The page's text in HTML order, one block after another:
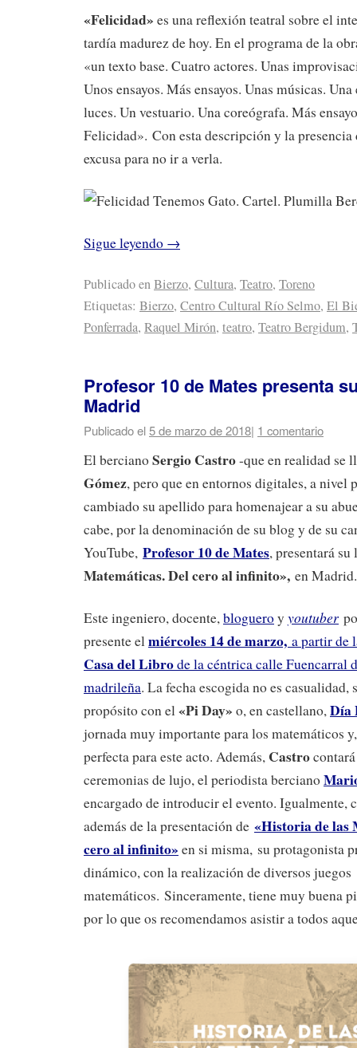
«Felicidad» es una reflexión teatral sobre el
tardía madurez de hoy. En el programa de la
«un texto base. Cuatro actores. Unas
Unos ensayos. Más ensayos. Unas músicas.
luces. Un vestuario. Una coreógrafa. Más
Felicidad». Con esta descripción y la presencia
excusa para no ir a verla.
Sigue leyendo →
Publicado enBierzo, Cultura, Teatro, Toreno
Etiquetas: Bierzo, Centro Cultural Río Selmo, El
Ponferrada, Raquel Mirón, teatro, Teatro Bergidum,
Profesor 10 de Mates presenta
Madrid
Publicado el5 de marzo de 2018| 1 comentario
El bercianoSergio Castro-que en realidad se
Gómez, pero que en entornos digitales, a nivel
cambiado su apellido para homenajear a su
cabe, por la denominación de su blog y de su
YouTube, Profesor 10 de Mates, presentará
Matemáticas. Del cero al infinito», en Madrid.
Este ingeniero, docente,blogueroy youtuber
presente elmiércoles 14 de marzo, a partir de
Casa del Librode la céntrica calle Fuencarral
madrileña. La fecha escogida no es
propósito con el«Pi Day» o, en castellano,Día
jornada muy importante para los matemáticos
perfecta para este acto. Además, Castro
ceremonias de lujo, el periodista berciano
encargado de introducir el evento. Igualmente,
además de la presentación de «Historia de las
cero al infinito» en si misma, su protagonista
dinámico, con la realización de diversos juegos
matemáticos. Sinceramente, tiene muy buena
por lo que os recomendamos asistir a todos